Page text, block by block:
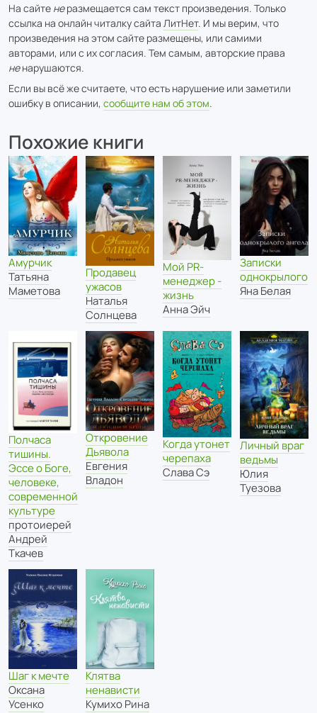
На сайте неразмещается сам текст произведения. Только
ссылка на онлайн читалку сайта ЛитНет. И мы верим, что
произведения на этом сайте размещены, или самими
авторами, или с их согласия. Тем самым, авторские права
ненарушаются.
Если вы всё же считаете, что есть нарушение или заметили
ошибку в описании, сообщите нам об этом.
Похожие книги
Амурчик
Татьяна
Маметова
Продавец
ужасов
Наталья
Солнцева
Мой PR-
менеджер -
жизнь
Анна Эйч
Записки
однокрылого
Яна Белая
Полчаса
тишины.
Эссе о Боге,
человеке,
современной
культуре
протоиерей
Андрей
Ткачев
Откровение
Дьявола
Евгения
Владон
Когда утонет
черепаха
Слава Сэ
Личный враг
ведьмы
Юлия
Туезова
Шаг к мечте
Оксана
Усенко
Клятва
ненависти
Кумихо Рина